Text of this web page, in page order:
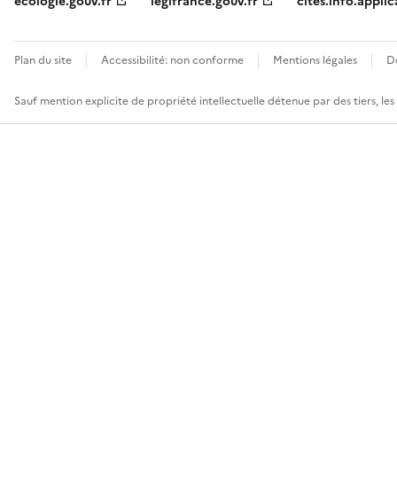
Plan du site Accessibilité: non conforme Mentions légales
Sauf mention explicite de propriété intellectuelle détenue par des tiers,